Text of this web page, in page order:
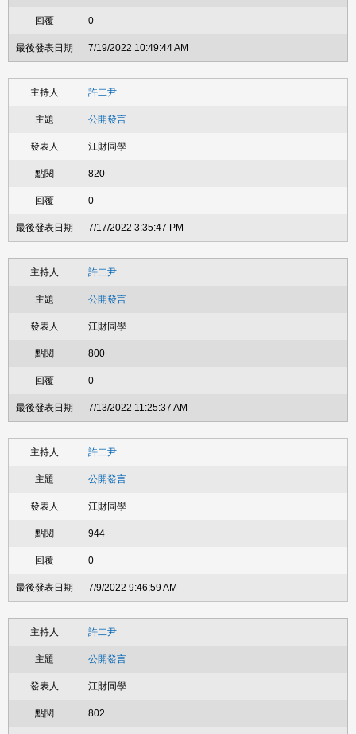
0
7/19/2022 10:49:44 AM
許二尹
公開發言
江財同學
820
0
7/17/2022 3:35:47 PM
許二尹
公開發言
江財同學
800
0
7/13/2022 11:25:37 AM
許二尹
公開發言
江財同學
944
0
7/9/2022 9:46:59 AM
許二尹
公開發言
江財同學
802